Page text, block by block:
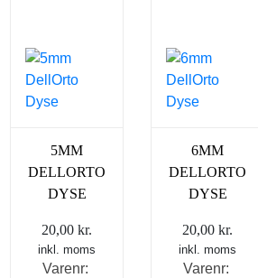
5MM
DELLORTO
DYSE
20,00kr.
inkl. moms
Varenr:
6MM
DELLORTO
DYSE
20,00kr.
inkl. moms
Varenr: